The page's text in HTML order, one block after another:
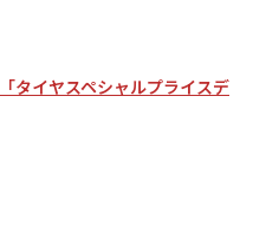
「タイヤスペシャルプライスデ